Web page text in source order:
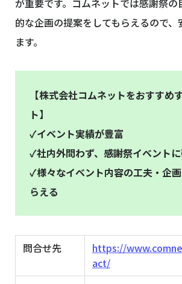
が重要です。コムネットでは感謝祭の
的な企画の提案をしてもらえるので、
ます。
【株式会社コムネットをおすすめ
ト】
✓イベント実績が豊富
✓社内外問わず、感謝祭イベント
✓様々なイベント内容の工夫・企
らえる
問合せ先
https://
act/